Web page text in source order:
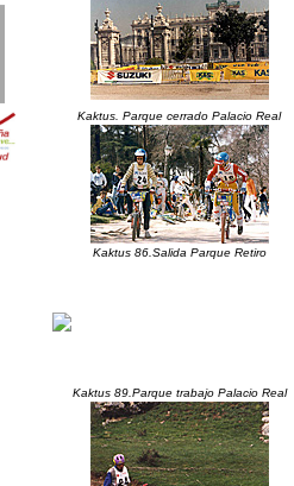
Kaktus. Parque cerrado Palacio Real
Kaktus 86.Salida Parque Retiro
Kaktus 89.Parque trabajo Palacio Real